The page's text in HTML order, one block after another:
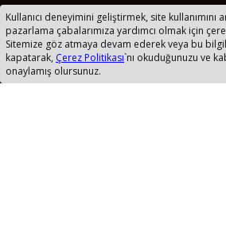
Uzak Bağlantı Yazılımı
Taslaklar
Kişisel Verilerin İşlenmesi ve
Kullanıcı deneyimini geliştirmek, site kullanımını
pazarlama çabalarımıza yardımcı olmak için
Sitemize göz atmaya devam ederek veya bu
kapatarak, Çerez Politikası`nı okuduğunuzu ve
onaylamış olursunuz.